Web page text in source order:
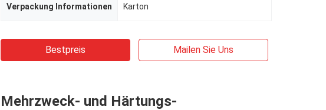
Verpackung Informationen Karton
Bestpreis Mailen Sie Uns
Mehrzweck- und Härtungs-